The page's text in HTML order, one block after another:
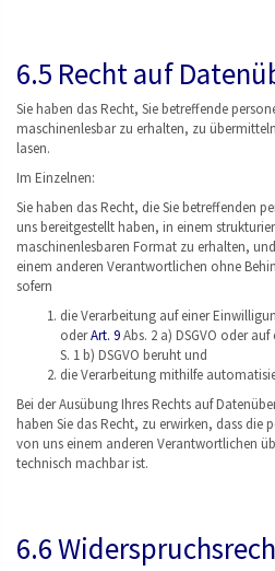
6.5 Recht auf
Sie haben das Recht, Sie betreffende
maschinenlesbar zu erhalten, zu
lasen.
Im Einzelnen:
Sie haben das Recht, die Sie betreffenden
uns bereitgestellt haben, in einem
maschinenlesbaren Format zu erhalten,
einem anderen Verantwortlichen ohne
sofern
die Verarbeitung auf einer
oderArt. 9Abs. 2 a) DSGVO oder
S. 1 b) DSGVO beruht und
die Verarbeitung mithilfe
Bei der Ausübung Ihres Rechts auf
haben Sie das Recht, zu erwirken, dass die
von uns einem anderen Verantwortlichen
technisch machbar ist.
6.6